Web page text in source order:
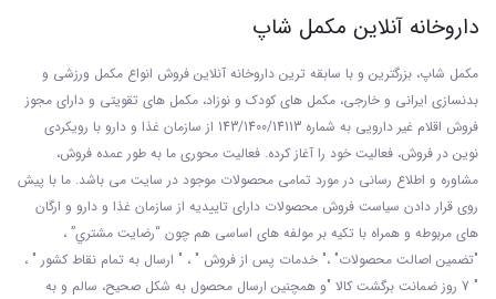
داروخانه آنلاین مکمل شاپ
مکمل شاپ، بزرگترین و با سابقه ترین داروخانه آنلاین فروش انواع مکمل ورزشی و
بدنسازی ایرانی و خارجی، مکمل های کودک و نوزاد، مکمل های تقویتی و دارای مجوز
فروش اقلام غیر دارویی به شماره 143/1400/14113 از
سازمان غذا و دارو با رويکردی
نوين در فروش، فعاليت خود را آغاز کرده. فعاليت محوری ما به طور عمده فروش،
مشاوره و اطلاع رسانی در مورد تمامی محصولات موجود در سایت می باشد. ما با پيش
روی قرار دادن سياست فروش محصولات دارای تاييديه از سازمان غذا و دارو و ارگان
های مربوطه و همراه با تکيه بر مولفه های اساسی هم چون “رضايت مشتري” ،
"تضمين اصالت محصولات" ،" خدمات پس از فروش " ، " ارسال به تمام نقاط کشور " ،
" 7 روز ضمانت برگشت کالا "و همچنين ارسال محصول به شکل صحيح، سالم و به